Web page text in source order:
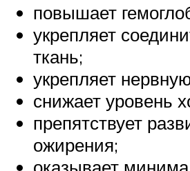
повышает
укрепляет
ткань;
укрепляет
снижает уровень
препятствует
ожирения;